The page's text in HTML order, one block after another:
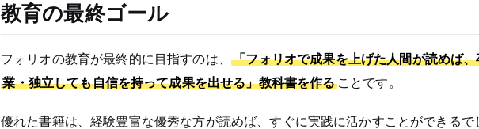
教育の最終ゴール
フォリオの教育が最終的に目指すのは、
「フォリオで成果を上げた人間が読めば、
業・独立しても自信を持って成果を出せる」教科書を作ることです。
優れた書籍は、経験豊富な優秀な方が読めば、すぐに実践に活かすことができるで